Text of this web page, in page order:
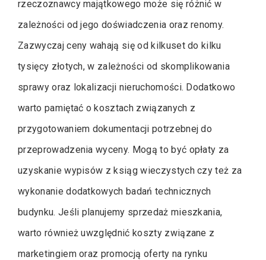
rzeczoznawcy majątkowego może się różnić w
zależności od jego doświadczenia oraz renomy.
Zazwyczaj ceny wahają się od kilkuset do kilku
tysięcy złotych, w zależności od skomplikowania
sprawy oraz lokalizacji nieruchomości. Dodatkowo
warto pamiętać o kosztach związanych z
przygotowaniem dokumentacji potrzebnej do
przeprowadzenia wyceny. Mogą to być opłaty za
uzyskanie wypisów z ksiąg wieczystych czy też za
wykonanie dodatkowych badań technicznych
budynku. Jeśli planujemy sprzedaż mieszkania,
warto również uwzględnić koszty związane z
marketingiem oraz promocją oferty na rynku